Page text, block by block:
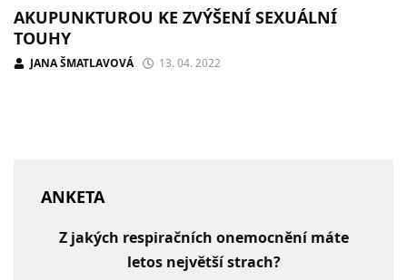
AKUPUNKTUROU KE ZVÝŠENÍ SEXUÁLNÍ
TOUHY
JANA ŠMATLAVOVÁ 13. 04. 2022
ANKETA
Z jakých respiračních onemocnění máte
letos největší strach?